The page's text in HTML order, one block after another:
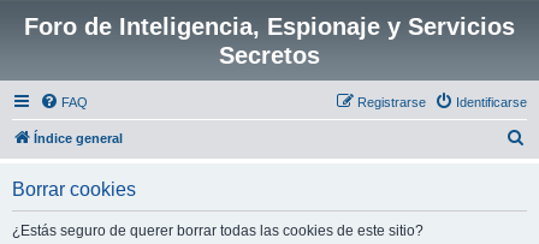
Foro de Inteligencia, Espionaje y Servicios
Secretos
FAQ Identificarse
Registrarse
Índice general
Borrar cookies
¿Estás seguro de querer borrar todas las cookies de este sitio?